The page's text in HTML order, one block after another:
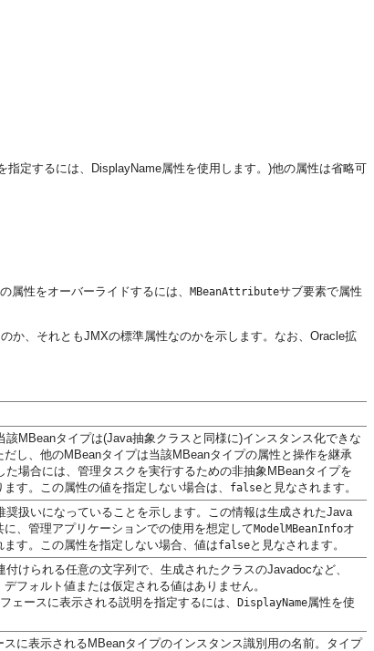
定するには、DisplayName属性を使用します。)他の属性は省略可
属性をオーバーライドするには、 MBeanAttributeサブ要素で属性
か、それともJMXの標準属性なのかを示します。なお、Oracle拡
該MBeanタイプは(Java抽象クラスと同様に)インスタンス化できな
し、他のMBeanタイプは当該MBeanタイプの属性と操作を継承
た場合には、管理タスクを実行するための非抽象MBeanタイプを
す。この属性の値を指定しない場合は、
falseと見なされます。
奨扱いになっていることを示します。この情報は生成されたJava
に、管理アプリケーションでの使用を想定してModelMBeanInfoオ
す。この属性を指定しない場合、値はfalseと見なされます。
付けられる任意の文字列で、生成されたクラスのJavadocなど、
フォルト値または仮定される値はありません。
ェースに表示される説明を指定するには、 DisplayName属性を使
スに表示されるMBeanタイプのインスタンス識別用の名前。タイプ